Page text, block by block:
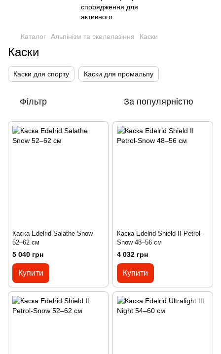
Каталог Альпінізм та скелелазіння Каски
Каски
Каски для спорту Каски для промальпу
Фільтр За популярністю
Каска Edelrid Salathe Snow
52–62 см
5 040 грн
Купити
Каска Edelrid Shield II Petrol-
Snow 48–56 см
4 032 грн
Купити